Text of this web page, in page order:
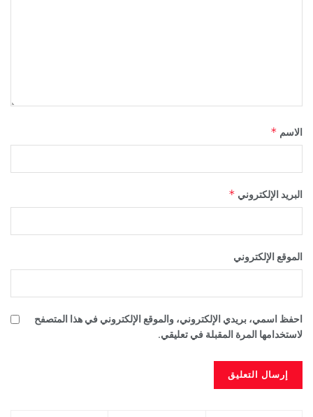
الاسم*
البريد الإلكتروني*
الموقع الإلكتروني
احفظ اسمي، بريدي الإلكتروني، والموقع الإلكتروني في هذا المتصفح
لاستخدامها المرة المقبلة في تعليقي.